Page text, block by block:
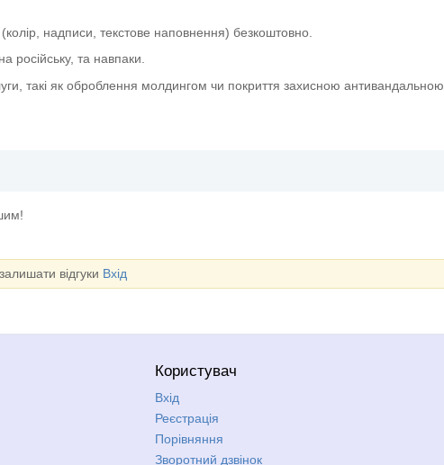
надписи, текстове наповнення) безкоштовно.
російську, та навпаки.
такі як оброблення молдингом чи покриття захисною антивандальною
відгуки Вхід
Користувач
Вхід
Реєстрація
Порівняння
Зворотний дзвінок